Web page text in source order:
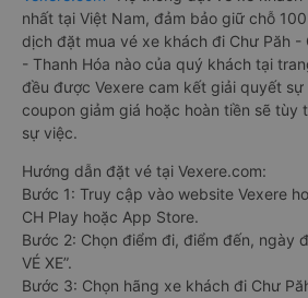
nhất tại Việt Nam, đảm bảo giữ chỗ
dịch đặt mua vé xe khách đi Chư Păh -
- Thanh Hóa nào của quý khách tại
đều được Vexere cam kết giải quyết sự
coupon giảm giá hoặc hoàn tiền sẽ tùy
sự việc.
Hướng dẫn đặt vé tại Vexere.com:
Bước 1: Truy cập vào website Vexere
CH Play hoặc App Store.
Bước 2: Chọn điểm đi, điểm đến, ngày
VÉ XE”.
Bước 3: Chọn hãng xe khách đi Chư